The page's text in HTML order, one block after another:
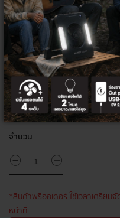
เลือกจำนวน ต่อชิ้น
ชิ้น
โค้ด/คูปองส่วนลด
HITEK5PER ส่วนลดท้
จำนวน
*สินค้าพรีออเดอร์ ใช้เวลาเตรีย
หน้าที่